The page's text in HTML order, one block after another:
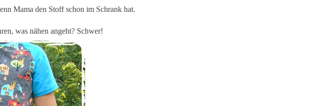
Mama den Stoff schon im Schrank hat.
was nähen angeht? Schwer!